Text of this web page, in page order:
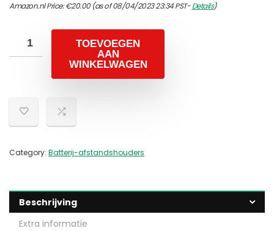
Amazon.nl Price:€20.00(as of 08/04/2023 23:34 PST-Details)
TOEVOEGEN
AAN
WINKELWAGEN
Category: Batterij-afstandshouders
Beschrijving
Extra informatie